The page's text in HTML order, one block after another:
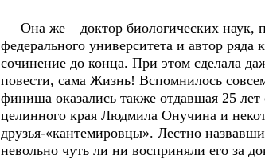
Она же – доктор биологических наук,
федерального университета и автор
сочинение до конца. При этом сделала
повести, сама Жизнь! Вспомнилось
финиша оказались также отдавшая 25
целинного края Людмила Онучина и
друзья-«кантемировцы». Лестно
невольно чуть ли ни восприняли его за